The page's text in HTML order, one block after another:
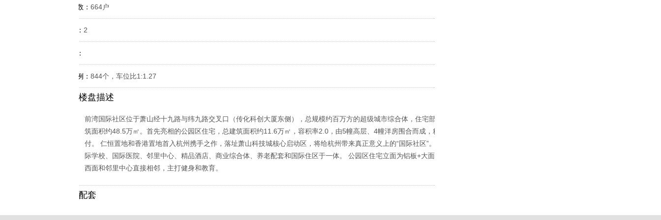
规划户数： 664户
容积率： 2
绿化率：
车位比例： 844个，车位比1:1.27
楼盘描述
前湾国际社区位于萧山经十九路与纬九路交叉口（传化科创大厦东侧），总规模约百万方的超级城市综合体，住宅部分总建
筑面积约48.5万㎡。首先亮相的公园区住宅，总建筑面积约11.6万㎡，容积率2.0，由5幢高层、4幢洋房围合而成，精装交
付。 仁恒置地和香港置地首入杭州携手之作，落址萧山科技城核心启动区，将给杭州带来真正意义上的“国际社区”。汇集国
际学校、国际医院、邻里中心、精品酒店、商业综合体、养老配套和国际住区于一体。 公园区住宅立面为铝板+大面玻璃，
西面和邻里中心直接相邻，主打健身和教育。
配套